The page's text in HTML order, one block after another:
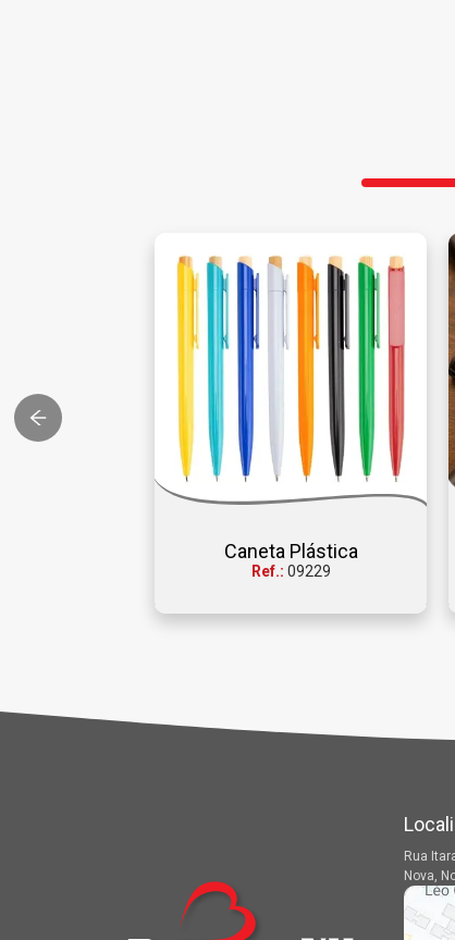
Caneta Plástica
Ref.: 09229
Rua
Nova,